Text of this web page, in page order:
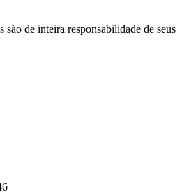
são de inteira responsabilidade de seus